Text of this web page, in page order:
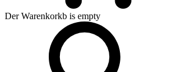
Der Warenkorkb is empty